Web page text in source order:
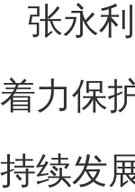
张永
着力保
持续发